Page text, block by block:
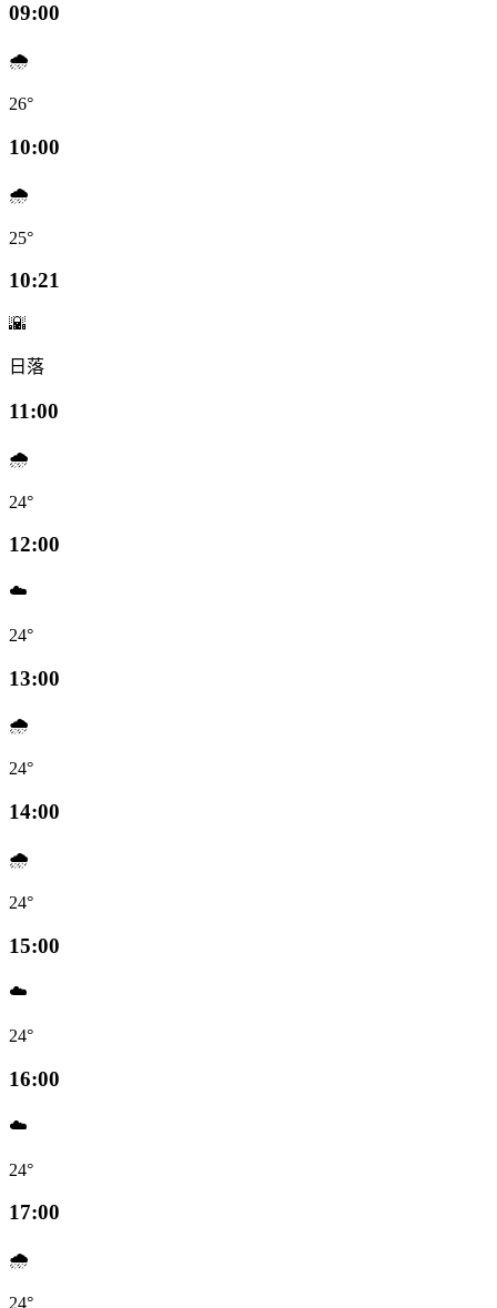
09:00
🌧️
26°
10:00
🌧️
25°
10:21
🌇
日落
11:00
🌧️
24°
12:00
☁️
24°
13:00
🌧️
24°
14:00
🌧️
24°
15:00
☁️
24°
16:00
☁️
24°
17:00
🌧️
24°